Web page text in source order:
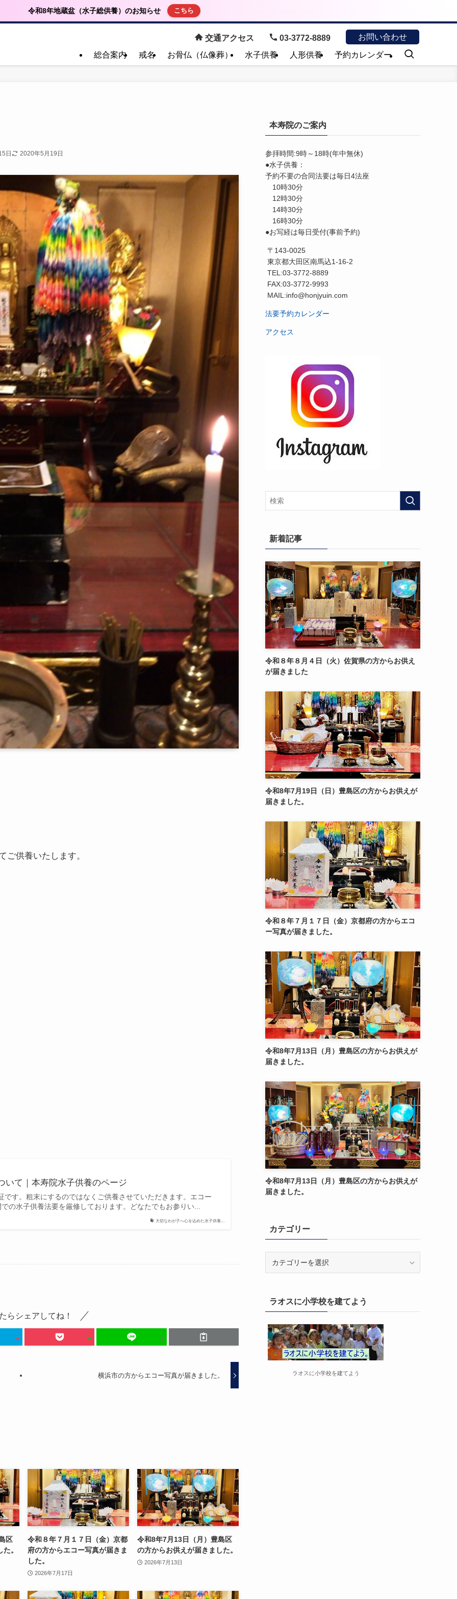
令和8年地蔵盆（水子総供養）のお知らせ こちら
交通アクセス 03-3772-8889 お問い合わせ
総合案内 戒名 お骨仏（仏像葬） 水子供養 人形供養 予約カレンダー
日 2020年5月19日
ご供養いたします。
大切なわが子へ心を込めた水子供養...
いて｜本寿院水子供養のページ
です。粗末にするのではなくご供養させていただきます。エコー
の水子供養法要を厳修しております。どなたでもお参りい...
らシェアしてね！
横浜市の方からエコー写真が届きました。
区
。
令和８年７月１７日（金）京都
府の方からエコー写真が届きま
した。
2026年7月17日
令和8年7月13日（月）豊島区
の方からお供えが届きました。
2026年7月13日
本寿院のご案内
参拝時間:9時～18時(年中無休)
●水子供養：
予約不要の合同法要は毎日4法座
10時30分
12時30分
14時30分
16時30分
●お写経は毎日受付(事前予約)
〒143-0025
東京都大田区南馬込1-16-2
TEL:03-3772-8889
FAX:03-3772-9993
MAIL:info@honjyuin.com
法要予約カレンダー
アクセス
新着記事
令和８年８月４日（火）佐賀県の方からお供え
が届きました
令和8年7月19日（日）豊島区の方からお供えが
届きました。
令和８年７月１７日（金）京都府の方からエコ
ー写真が届きました。
令和8年7月13日（月）豊島区の方からお供えが
届きました。
令和8年7月13日（月）豊島区の方からお供えが
届きました。
カテゴリー
ーラオスに小学校を建てよう
ラオスに小学校を建てよう